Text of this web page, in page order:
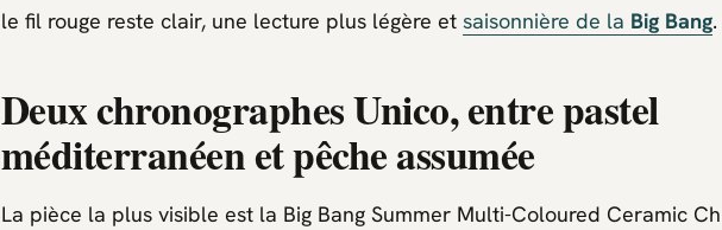
le fil rouge reste clair, une lecture plus légère et saisonnière de la Big Bang.
Deux chronographes Unico, entre pastel
méditerranéen et pêche assumée
La pièce la plus visible est la Big Bang Summer Multi-Coloured Ceramic